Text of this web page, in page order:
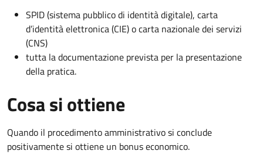
SPID (sistema pubblico di identità digitale), carta
d’identità elettronica (CIE) o carta nazionale dei servizi
(CNS)
tutta la documentazione prevista per la presentazione
della pratica.
Cosa si ottiene
Quando il procedimento amministrativo si conclude
positivamente si ottiene un bonus economico.